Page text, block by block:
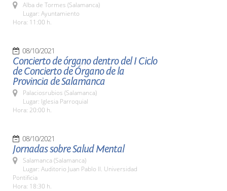
Alba de Tormes (Salamanca)
Lugar: Ayuntamiento
Hora: 11:00 h.
08/10/2021
Concierto de órgano dentro del I Ciclo
de Concierto de Órgano de la
Provincia de Salamanca
Palaciosrubios (Salamanca)
Lugar: Iglesia Parroquial
Hora: 20:00 h.
08/10/2021
Jornadas sobre Salud Mental
Salamanca (Salamanca)
Lugar: Auditorio Juan Pablo II. Universidad
Pontificia
Hora: 18:30 h.